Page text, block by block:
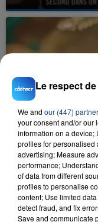
9 mars 2018
DADJU
SINGLE "BOB
Le respect
We and our (447)
your consent and/or our
information on a device;
profiles for personalised
advertising; Measure
performance;
of data from different
profiles to personalise
content; Use limited
detect fraud, and fix
Save and communicate